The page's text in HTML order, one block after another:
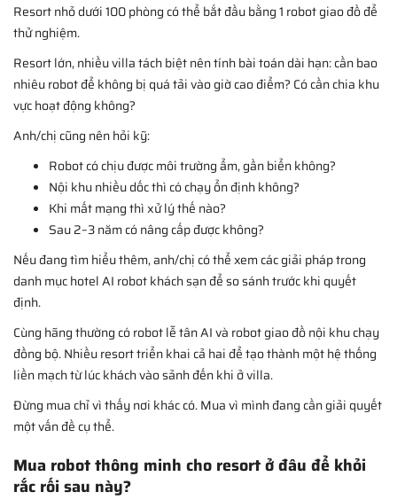
Resort nhỏ dưới 100 phòng có thể bắt đầu bằng 1 robot giao đồ để
thử nghiệm.
Resort lớn, nhiều villa tách biệt nên tính bài toán dài hạn: cần bao
nhiêu robot để không bị quá tải vào giờ cao điểm? Có cần chia khu
vực hoạt động không?
Anh/chị cũng nên hỏi kỹ:
Robot có chịu được môi trường ẩm, gần biển không?
Nội khu nhiều dốc thì có chạy ổn định không?
Khi mất mạng thì xử lý thế nào?
Sau 2–3 năm có nâng cấp được không?
Nếu đang tìm hiểu thêm, anh/chị có thể xem các giải pháp trong
danh mục hotel AI robot khách sạn để so sánh trước khi quyết
định.
Cùng hãng thường có robot lễ tân AI và robot giao đồ nội khu chạy
đồng bộ. Nhiều resort triển khai cả hai để tạo thành một hệ thống
liền mạch từ lúc khách vào sảnh đến khi ở villa.
Đừng mua chỉ vì thấy nơi khác có. Mua vì mình đang cần giải quyết
một vấn đề cụ thể.
Mua robot thông minh cho resort ở đâu để khỏi
rắc rối sau này?